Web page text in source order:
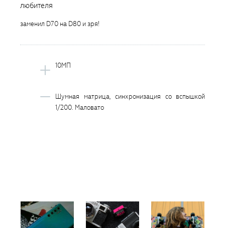
любителя
заменил D70 на D80 и зря!
10МП
Шумная матрица, синхронизация со вспышкой
1/200. Маловато